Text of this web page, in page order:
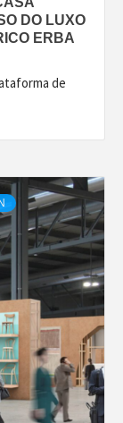
DO LUXO
ERBA
de